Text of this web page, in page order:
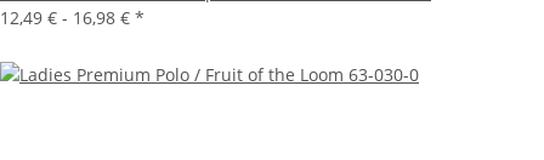
12,49 € - 16,98 € *